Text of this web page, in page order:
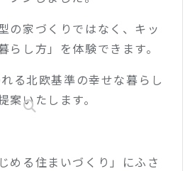
の家づくりではなく、キッ
らし方」を体験できます。
る北欧基準の幸せな暮らし
案いたします。
める住まいづくり」にふさ